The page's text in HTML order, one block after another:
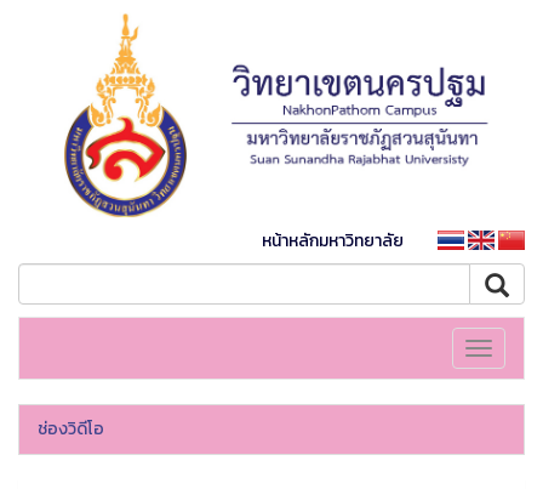
หน้าหลักมหาวิทยาลัย
Toggle
ช่องวิดีโอ